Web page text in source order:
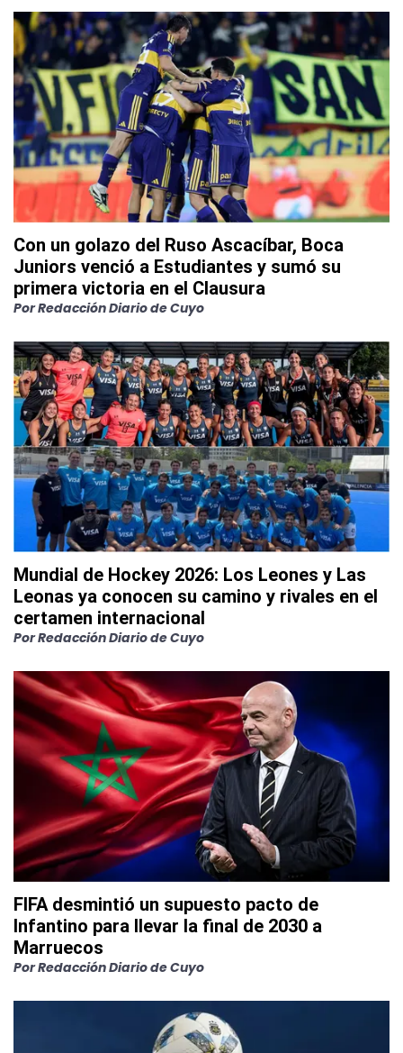
Con un golazo del Ruso Ascacíbar, Boca
Juniors venció a Estudiantes y sumó su
primera victoria en el Clausura
PorRedacción Diario de Cuyo
Mundial de Hockey 2026: Los Leones y Las
Leonas ya conocen su camino y rivales en el
certamen internacional
PorRedacción Diario de Cuyo
FIFA desmintió un supuesto pacto de
Infantino para llevar la final de 2030 a
Marruecos
PorRedacción Diario de Cuyo